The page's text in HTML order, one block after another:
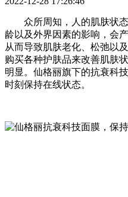
众所周知，人的肌肤状
龄以及外界因素的影响，会
从而导致肌肤老化、松弛以
购买各种护肤品来改善肌肤
明显。仙格丽旗下的抗衰科
时刻保持在线状态。